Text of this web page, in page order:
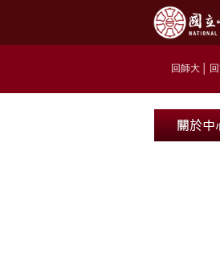
回師大